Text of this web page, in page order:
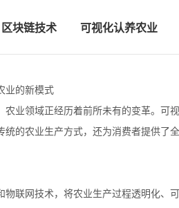
区块链技术 可视化认养农业
业的新模式
农业领域正经历着前所未有的变革。可
统的农业生产方式，还为消费者提供了
联网技术，将农业生产过程透明化、